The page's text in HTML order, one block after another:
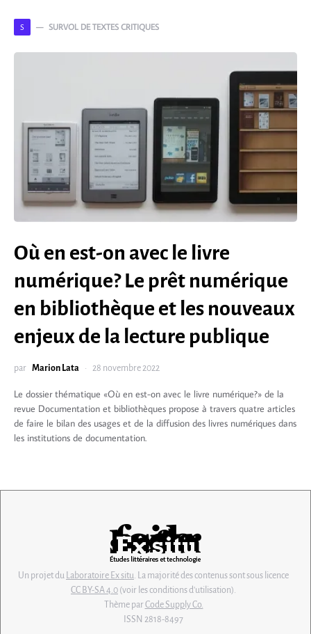
S SURVOL DE TEXTES CRITIQUES
Où en est-on avec le livre
numérique? Le prêt numérique
en bibliothèque et les nouveaux
enjeux de la lecture publique
par Marion Lata 28 novembre 2022
Le dossier thématique «Où en est-on avec le livre numérique?» de la
revue Documentation et bibliothèques propose à travers quatre articles
de faire le bilan des usages et de la diffusion des livres numériques dans
les institutions de documentation.
Un projet du Laboratoire Ex situ. La majorité des contenus sont sous licence
CC BY-SA 4.0 (voir les conditions d'utilisation).
Thème parCode Supply Co.
ISSN 2818-8497